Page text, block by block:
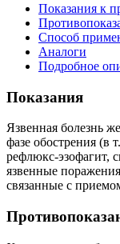
Показания к
Способ
Аналоги
Подробное
Показания
Язвенная болезнь
фазе обострения (в
рефлюкс-эзофагит,
язвенные
связанные с